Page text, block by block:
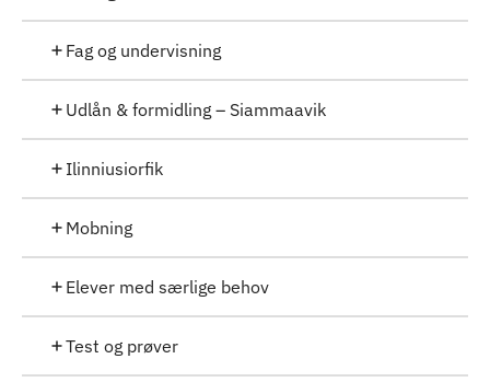
Fag og undervisning
Udlån & formidling – Siammaavik
Ilinniusiorfik
Mobning
Elever med særlige behov
Test og prøver